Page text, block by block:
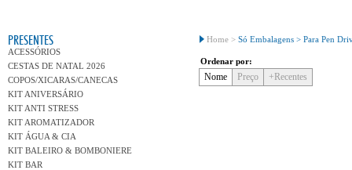
PRESENTES
ACESSÓRIOS
CESTAS DE NATAL 2026
COPOS/XICARAS/CANECAS
KIT ANIVERSÁRIO
KIT ANTI STRESS
KIT AROMATIZADOR
KIT ÁGUA & CIA
KIT BALEIRO & BOMBONIERE
KIT BAR
Home > Só Embalagens > Para Pen
Ordenar por:
Nome Preço +Recentes